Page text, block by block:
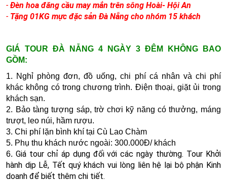
- Đèn hoa đăng cầu may mắn trên sông Hoài- Hội An
- Tặng 01KG mực đặc sản Đà Nẵng cho nhóm 15 khách
GIÁ TOUR ĐÀ NẴNG 4 NGÀY 3 ĐÊM KHÔNG BAO
GỒM:
1. Nghỉ phòng đơn, đồ uống, chi phí cá nhân và chi phí
khác không có trong chương trình. Điện thoại, giặt ủi trong
khách sạn.
2. Bảo tàng tượng sáp, trờ chơi kỹ năng có thưởng, máng
trượt, leo núi, hầm rượu.
3.Chi phí lặn bình khí tại Cù Lao Chàm
5. Phụ thu khách nước ngoài: 300.000Đ/ khách
6.Giá tour chỉ áp dụng đối với các ngày thường. Tour Khởi
hành dịp Lễ, Tết quý khách vui lòng liên hệ lại bộ phận Kinh
doanh để biết thêm chi tiết.